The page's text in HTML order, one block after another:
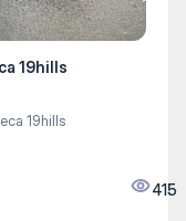
19hills
19hills
415